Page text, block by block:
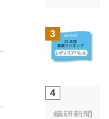
3
4